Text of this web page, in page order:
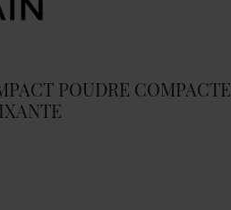
POUDRE COMPACTE